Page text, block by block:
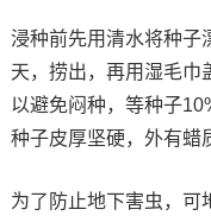
浸种前先用清水将种子
天，捞出，再用湿毛巾
以避免闷种，等种子
种子皮厚坚硬，外有蜡
为了防止地下害虫，可